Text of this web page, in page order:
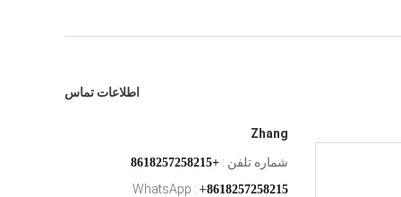
اطلاعات تماس
Zhang
شماره تلفن : +8618257258215
WhatsApp : +8618257258215